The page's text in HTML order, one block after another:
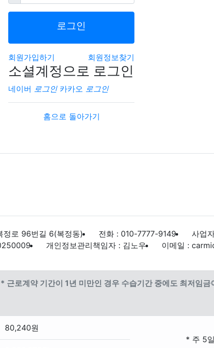
로그인
회원가입하기 회원정보찾기
소셜계정으로 로그인
네이버 로그인 카카오 로그인
홈으로 돌아가기
정로 96번길 6(복정동) 전화 : 010-7777-9149
사업
개인정보관리책임자 : 김노우 이메일 :
* 근로계약 기간이 1년 미만인 경우 수습기간 중에도 최저임금
80,240원
* 주 5